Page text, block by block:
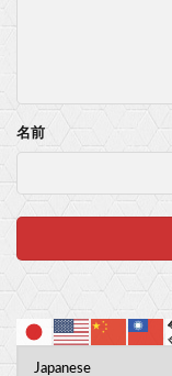
名前